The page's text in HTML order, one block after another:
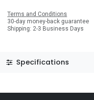
Terms and Conditions
30-day money-back guarantee
Shipping: 2-3 Business Days
Specifications